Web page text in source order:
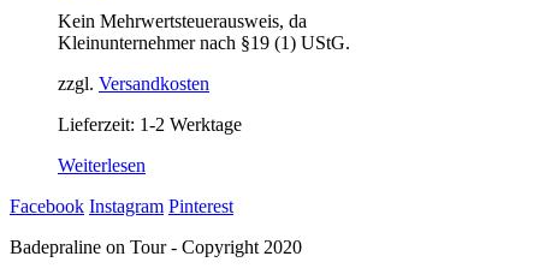
Kein Mehrwertsteuerausweis, da
Kleinunternehmer nach §19 (1) UStG.
zzgl. Versandkosten
Lieferzeit: 1-2 Werktage
Weiterlesen
Facebook Instagram Pinterest
Badepraline on Tour - Copyright 2020